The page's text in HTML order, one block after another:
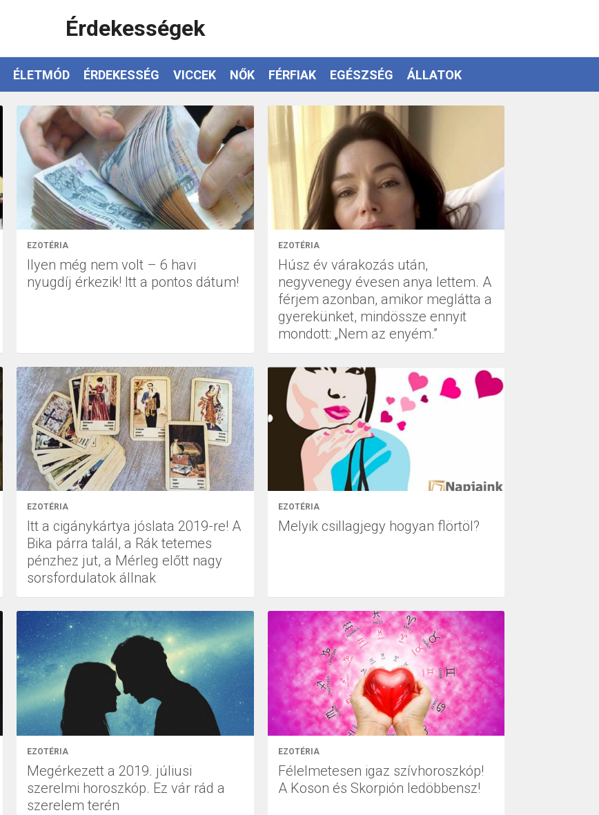
Érdekességek
ÉLETMÓD ÉRDEKESSÉG VICCEK NŐK FÉRFIAK EGÉSZSÉG ÁLLATOK
EZOTÉRIA
Ilyen még nem volt – 6 havi
nyugdíj érkezik! Itt a pontos dátum!
EZOTÉRIA
Húsz év várakozás után,
negyvenegy évesen anya lettem. A
férjem azonban, amikor meglátta a
gyerekünket, mindössze ennyit
mondott: „Nem az enyém.”
EZOTÉRIA
Itt a cigánykártya jóslata 2019-re! A
Bika párra talál, a Rák tetemes
pénzhez jut, a Mérleg előtt nagy
sorsfordulatok állnak
EZOTÉRIA
Melyik csillagjegy hogyan flörtöl?
EZOTÉRIA
Megérkezett a 2019. júliusi
szerelmi horoszkóp. Ez vár rád a
szerelem terén
EZOTÉRIA
Félelmetesen igaz szívhoroszkóp!
A Koson és Skorpión ledöbbensz!